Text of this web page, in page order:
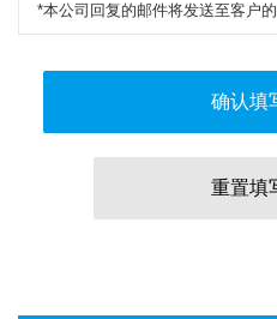
本公司回复的邮件将发送至客户
详情请确认本公司的“使用须知”
关于个人信息处理
客户所填写的个人信息，将在应
使用。